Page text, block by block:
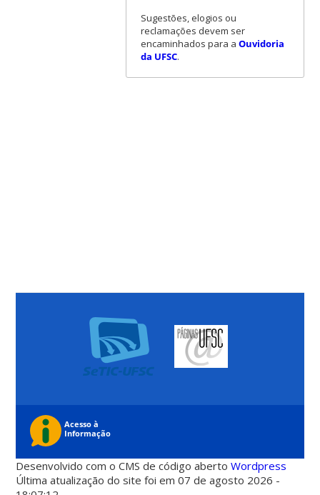
Sugestões, elogios ou
reclamações devem ser
encaminhados para a Ouvidoria
da UFSC.
Desenvolvido com o CMS de código abertoWordpress
Última atualização do site foi em 07 de agosto 2026 -